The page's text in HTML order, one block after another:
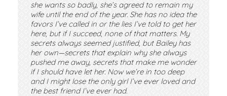
she wants so badly, she’s agreed to remain my
wife until the end of the year. She has no idea the
favors I’ve called in or the lies I’ve told to get her
here, but if I succeed, none of that matters. My
secrets always seemed justified, but Bailey has
her own—secrets that explain why she always
pushed me away, secrets that make me wonder
if I should have let her. Now we’re in too deep
and I might lose the only girl I’ve ever loved and
the best friend I’ve ever had.